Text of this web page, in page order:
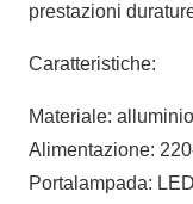
prestazioni
Caratteristiche:
Materiale:
Alimentazione:
Portalampada: